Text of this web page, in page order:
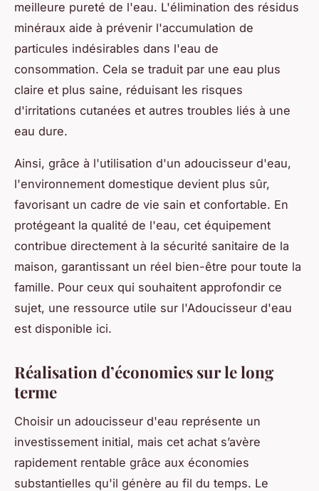
meilleure pureté de l'eau. L'élimination des résidus
minéraux aide à prévenir l'accumulation de
particules indésirables dans l'eau de
consommation. Cela se traduit par une eau plus
claire et plus saine, réduisant les risques
d'irritations cutanées et autres troubles liés à une
eau dure.
Ainsi, grâce à l'utilisation d'un adoucisseur d'eau,
l'environnement domestique devient plus sûr,
favorisant un cadre de vie sain et confortable. En
protégeant la qualité de l'eau, cet équipement
contribue directement à la sécurité sanitaire de la
maison, garantissant un réel bien-être pour toute la
famille. Pour ceux qui souhaitent approfondir ce
sujet, une ressource utile sur l'Adoucisseur d'eau
est disponible ici.
Réalisation d’économies sur le long
terme
Choisir un adoucisseur d'eau représente un
investissement initial, mais cet achat s’avère
rapidement rentable grâce aux économies
substantielles qu'il génère au fil du temps. Le